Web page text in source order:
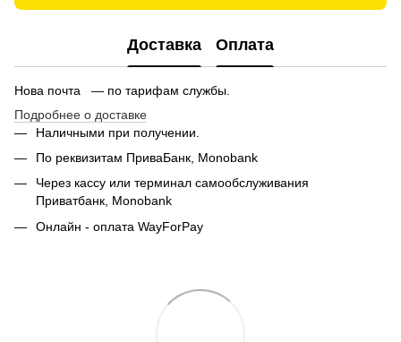
Доставка Оплата
Нова почта — по тарифам службы.
Подробнее о доставке
Наличными при получении.
По реквизитам ПриваБанк, Monobank
Через кассу или терминал самообслуживания
Приватбанк, Monobank
Онлайн - оплата WayForPay